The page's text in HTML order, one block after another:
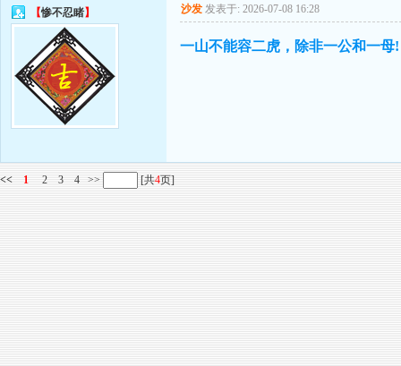
【惨不忍睹】 沙发 发表于: 2026-07-08 16:28
一山不能容二虎，除非一公和一母!
<< 1 2 3 4 >> [共4页]